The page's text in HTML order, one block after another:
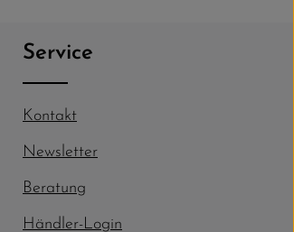
Service
Kontakt
Newsletter
Beratung
Händler-Login